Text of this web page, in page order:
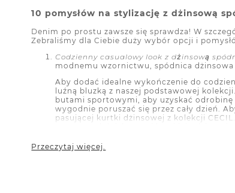
10 pomysłów na stylizację z dżinsową
Denim po prostu zawsze się sprawdza! W
Zebraliśmy dla Ciebie duży wybór opcji i
Codzienny casualowy look z dżinsową
modnemu wzornictwu, spódnica
Aby dodać idealne wykończenie do
luźną bluzką z naszej podstawowej
butami sportowymi, aby uzyskać odrobinę
wygodnie poruszać się przez cały dzień.
pasującej kurtki dżinsowej z kolekcji
stylowy - bądź sobą! Z modą od CECIL!
2.
Dżinsowa spódnica w stylu business
Przeczytaj więcej.